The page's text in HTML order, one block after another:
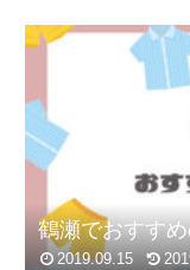
鶴瀬でおすす
2019.09.15